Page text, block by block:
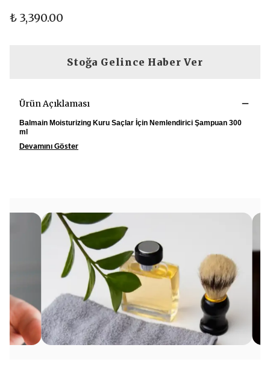
₺ 3,390.00
Stoğa Gelince Haber Ver
Ürün Açıklaması
Balmain Moisturizing Kuru Saçlar İçin Nemlendirici Şampuan 300
ml
Devamını Göster